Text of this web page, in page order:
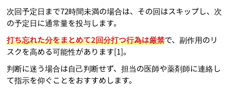
次回予定日まで72時間未満の場合は、その回はスキップし、次
の予定日に通常量を投与します。
打ち忘れた分をまとめて2回分打つ行為は厳禁で、副作用のリ
スクを高める可能性があります[1]。
判断に迷う場合は自己判断せず、担当の医師や薬剤師に連絡し
て指示を仰ぐことをおすすめします。